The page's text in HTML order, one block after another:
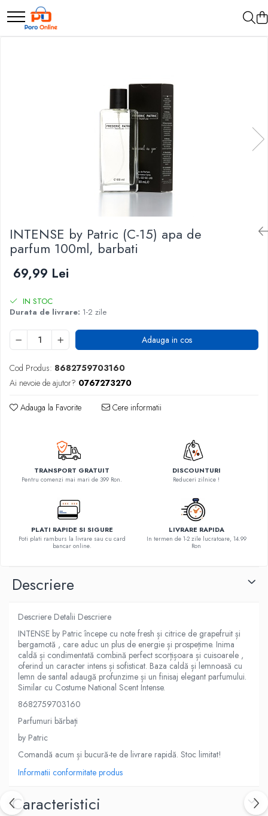
Parfum
INTENSE by Patric (C-15) apa de
parfum 100ml, barbati
69,99 Lei
IN STOC
Durata de livrare: 1-2 zile
Adauga in cos
Cod Produs: 8682759703160
Ai nevoie de ajutor? 0767273270
Adauga la Favorite Cere informatii
TRANSPORT GRATUIT
Pentru comenzi mai mari de 399 Ron.
DISCOUNTURI
Reduceri zilnice !
PLATI RAPIDE SI SIGURE
Poti plati ramburs la livrare sau cu card
bancar online.
LIVRARE RAPIDA
In termen de 1-2 zile lucratoare, 14.99
Ron
Descriere
Descriere Detalii Descriere
INTENSE by Patric începe cu note fresh și citrice de grapefruit și
bergamotă , care aduc un plus de energie și prospețime. Inima
caldă și condimentată combină perfect scorțișoara și cuisoarele ,
oferind un caracter intens și sofisticat. Baza caldă și lemnoasă cu
lemn de santal adaugă profunzime și un finisaj elegant parfumului.
Similar cu Costume National Scent Intense.
8682759703160
Parfumuri bărbați
by Patric
Comandă acum și bucură-te de livrare rapidă. Stoc limitat!
Informatii conformitate produs
Caracteristici